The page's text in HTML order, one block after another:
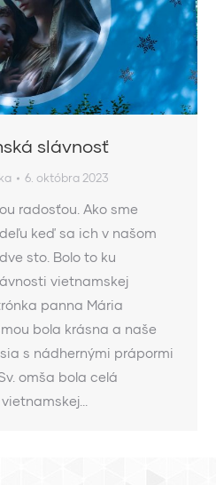
slávnosť
6. októbra 2023
radosťou. Ako sme
keď sa ich v našom
sto. Bolo to ku
vietnamskej
panna Mária
bola krásna a naše
s nádhernými prápormi
omša bola celá